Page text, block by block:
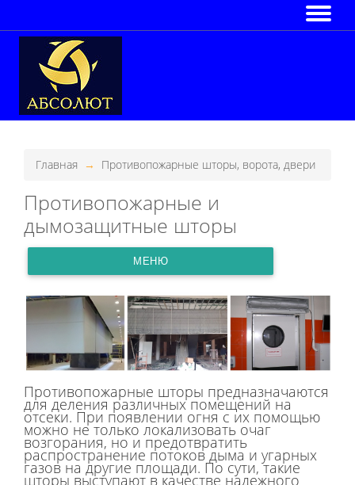
Главная Противопожарные шторы, ворота, двери
Противопожарные и
дымозащитные шторы
МЕНЮ
Противопожарные шторы предназначаются
для деления различных помещений на
отсеки. При появлении огня с их помощью
можно не только локализовать очаг
возгорания, но и предотвратить
распространение потоков дыма и угарных
газов на другие площади. По сути, такие
шторы выступают в качестве надежного